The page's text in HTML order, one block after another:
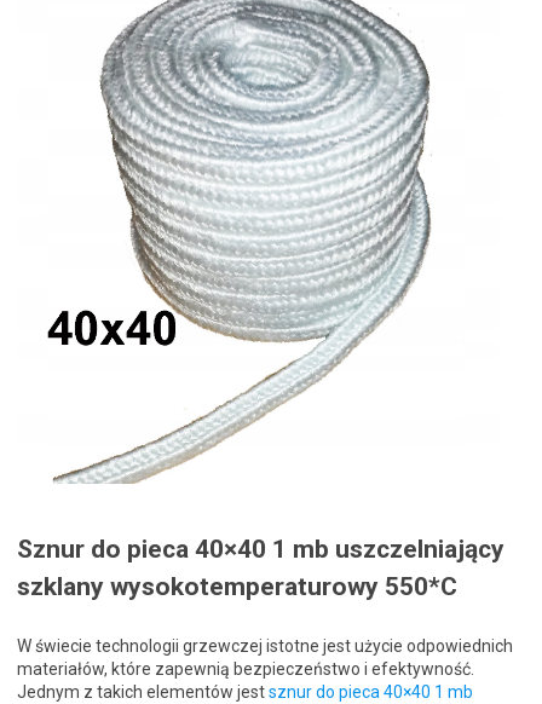
Sznur do pieca 40×40 1 mb uszczelniający
szklany wysokotemperaturowy 550*C
W świecie technologii grzewczej istotne jest użycie odpowiednich
materiałów, które zapewnią bezpieczeństwo i efektywność.
Jednym z takich elementów jestsznur do pieca 40×40 1 mb